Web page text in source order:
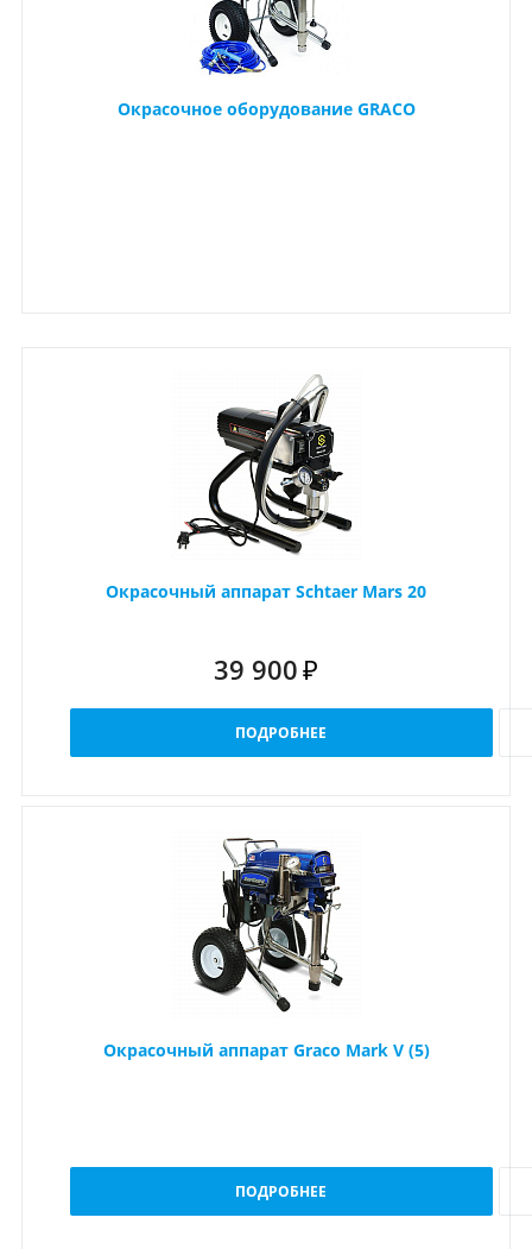
Окрасочное оборудование GRACO
Окрасочный аппарат Schtaer Mars 20
39 900 ₽
ПОДРОБНЕЕ
Окрасочный аппарат Graco Mark V (5)
ПОДРОБНЕЕ